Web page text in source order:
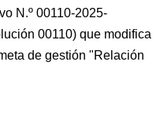
N.º 00110-2025-
00110) que modifica
de gestión "Relación